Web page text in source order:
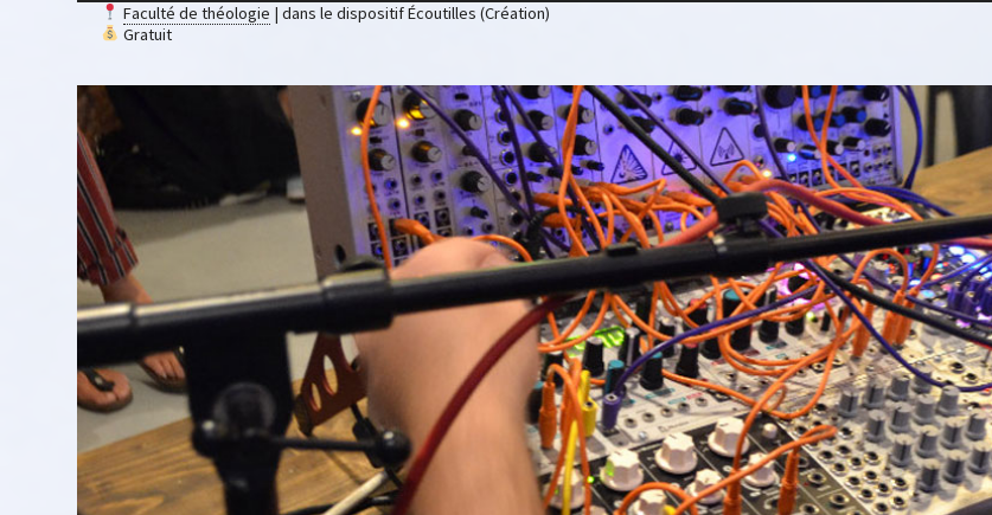
Faculté de théologie | dans le dispositif Écoutilles (Création)
Gratuit